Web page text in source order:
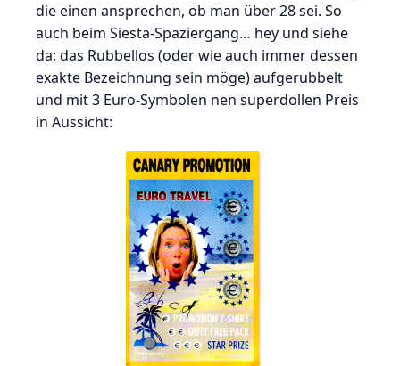
die einen ansprechen, ob man über 28 sei. So
auch beim Siesta-Spaziergang… hey und siehe
da: das Rubbellos (oder wie auch immer dessen
exakte Bezeichnung sein möge) aufgerubbelt
und mit 3 Euro-Symbolen nen superdollen Preis
in Aussicht: